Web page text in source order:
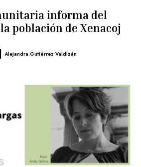
informa del
población de Xenacoj
| Alejandra Gutiérrez Valdizán